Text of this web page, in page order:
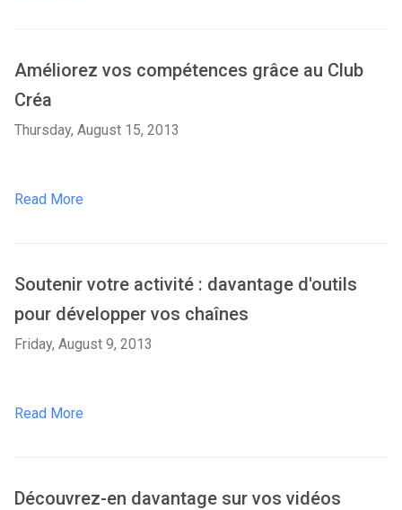
Améliorez vos compétences grâce au Club
Créa
Thursday, August 15, 2013
Read More
Soutenir votre activité : davantage d'outils
pour développer vos chaînes
Friday, August 9, 2013
Read More
Découvrez-en davantage sur vos vidéos